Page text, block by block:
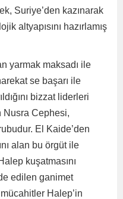
Suriye’den kazınarak
altyapısını hazırlamış
yarmak maksadı ile
se başarı ile
bizzat liderleri
Nusra Cephesi,
El Kaide’den
alan bu örgüt ile
kuşatmasını
edilen ganimet
Halep’in